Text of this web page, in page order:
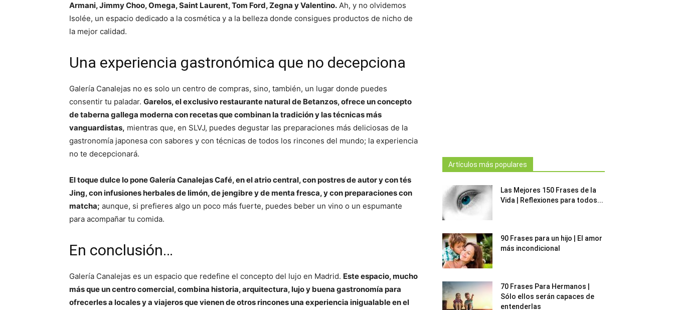
Armani, Jimmy Choo, Omega, Saint Laurent, Tom Ford, Zegna y Valentino. Ah, y no olvidemos
Isolée, un espacio dedicado a la cosmética y a la belleza donde consigues productos de nicho de
la mejor calidad.
Una experiencia gastronómica que no decepciona
Galería Canalejas no es solo un centro de compras, sino, también, un lugar donde puedes
consentir tu paladar. Garelos, el exclusivo restaurante natural de Betanzos, ofrece un concepto
de taberna gallega moderna con recetas que combinan la tradición y las técnicas más
vanguardistas, mientras que, en SLVJ, puedes degustar las preparaciones más deliciosas de la
gastronomía japonesa con sabores y con técnicas de todos los rincones del mundo; la experiencia
no te decepcionará.
El toque dulce lo pone Galería Canalejas Café, en el atrio central, con postres de autor y con tés
Jing, con infusiones herbales de limón, de jengibre y de menta fresca, y con preparaciones con
matcha; aunque, si prefieres algo un poco más fuerte, puedes beber un vino o un espumante
para acompañar tu comida.
En conclusión…
Galería Canalejas es un espacio que redefine el concepto del lujo en Madrid. Este espacio, mucho
más que un centro comercial, combina historia, arquitectura, lujo y buena gastronomía para
ofrecerles a locales y a viajeros que vienen de otros rincones una experiencia inigualable en el
Artículos más populares
Las Mejores 150 Frases de la
Vida | Reflexiones para todos...
90 Frases para un hijo | El amor
más incondicional
70 Frases Para Hermanos |
Sólo ellos serán capaces de
entenderlas